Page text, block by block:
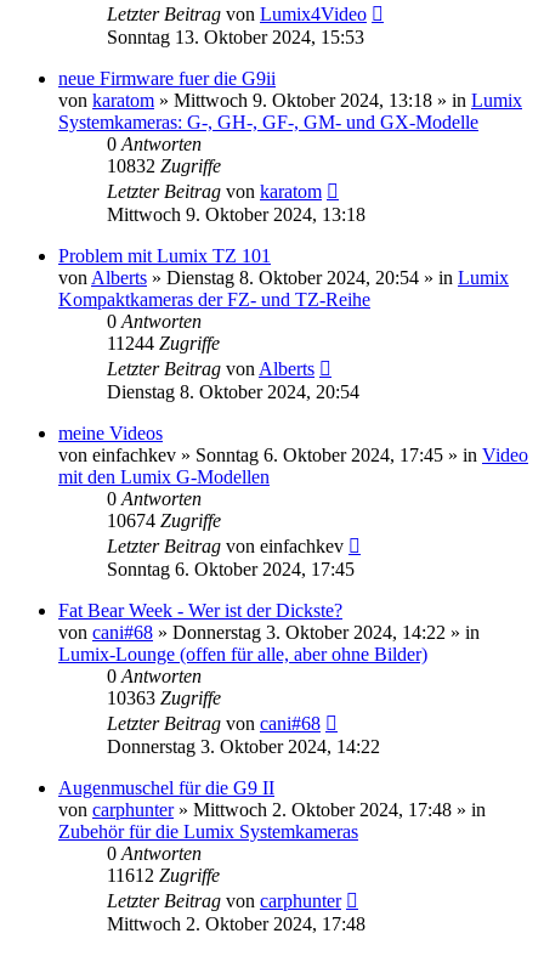
Letzter Beitrag von Lumix4Video
Sonntag 13. Oktober 2024, 15:53
neue Firmware fuer die G9ii
von karatom » Mittwoch 9. Oktober 2024, 13:18 » in Lumix
Systemkameras: G-, GH-, GF-, GM- und GX-Modelle
0 Antworten
10832 Zugriffe
Letzter Beitrag von karatom
Mittwoch 9. Oktober 2024, 13:18
Problem mit Lumix TZ 101
von Alberts » Dienstag 8. Oktober 2024, 20:54 » in Lumix
Kompaktkameras der FZ- und TZ-Reihe
0 Antworten
11244 Zugriffe
Letzter Beitrag von Alberts
Dienstag 8. Oktober 2024, 20:54
meine Videos
von einfachkev » Sonntag 6. Oktober 2024, 17:45 » in Video
mit den Lumix G-Modellen
0 Antworten
10674 Zugriffe
Letzter Beitrag von einfachkev
Sonntag 6. Oktober 2024, 17:45
Fat Bear Week - Wer ist der Dickste?
von cani#68 » Donnerstag 3. Oktober 2024, 14:22 » in
Lumix-Lounge (offen für alle, aber ohne Bilder)
0 Antworten
10363 Zugriffe
Letzter Beitrag von cani#68
Donnerstag 3. Oktober 2024, 14:22
Augenmuschel für die G9 II
von carphunter» Mittwoch 2. Oktober 2024, 17:48 » in
Zubehör für die Lumix Systemkameras
0 Antworten
11612 Zugriffe
Letzter Beitrag von carphunter
Mittwoch 2. Oktober 2024, 17:48